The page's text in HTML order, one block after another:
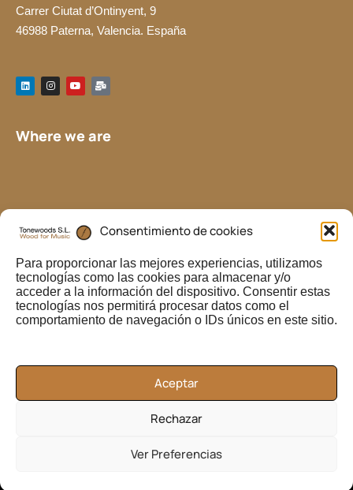
Consentimiento de cookies
Para proporcionar las mejores experiencias, utilizamos
tecnologías como las cookies para almacenar y/o
acceder a la información del dispositivo. Consentir estas
tecnologías nos permitirá procesar datos como el
comportamiento de navegación o IDs únicos en este sitio.
Aceptar
Rechazar
Ver Preferencias
Carrer Ciutat d’Ontinyent, 9
46988 Paterna, Valencia. España
L
i
n
i
I
n
s
r
Y
o
u
e
M
a
i
u
Where we are
Tonewoods.co - All right reserved © 2015 |